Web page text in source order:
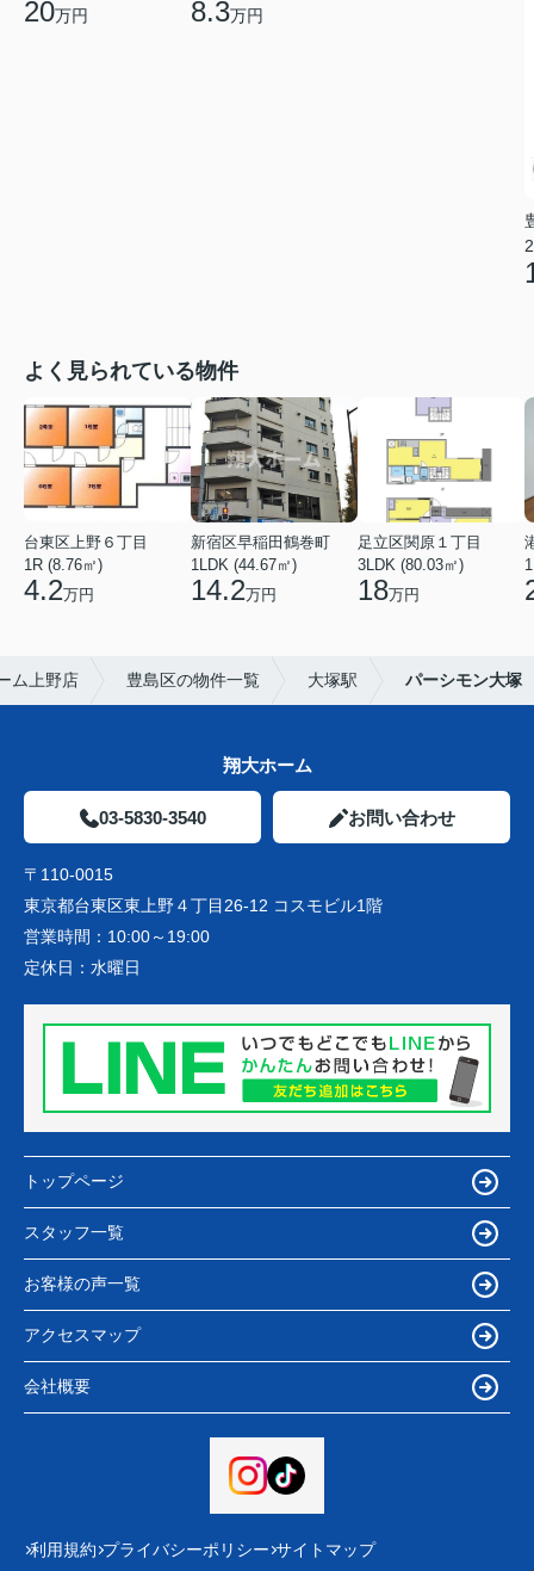
20万円 8.3万円
よく見られている物件
台東区上野６丁目
1R (8.76㎡)
4.2万円
新宿区早稲田鶴巻町
1LDK (44.67㎡)
14.2万円
足立区関原１丁目
3LDK (80.03㎡)
18万円
ム上野店 豊島区の物件一覧 大塚駅 パーシモン大塚
翔大ホーム
03-5830-3540 お問い合わせ
〒110-0015
東京都台東区東上野４丁目26-12 コスモビル1階
営業時間： 10:00～19:00
定休日： 水曜日
トップページ
スタッフ一覧
お客様の声一覧
アクセスマップ
会社概要
利用規約 プライバシーポリシー サイトマップ